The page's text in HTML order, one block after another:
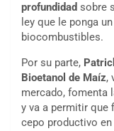
profundidad sobre
ley que le ponga
biocombustibles.
Por su parte,
Bioetanol de Maíz,
mercado, fomenta
y va a permitir que
cepo productivo en